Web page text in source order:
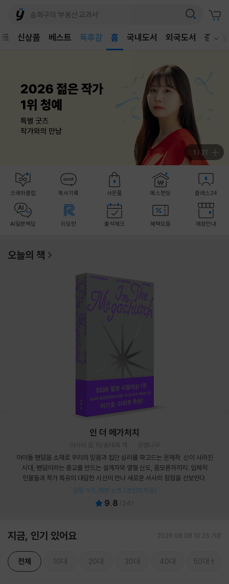
신상품 베스트
어린이
홈 국내도서 외국도서 중고샵
2 /21
크레마클럽 독서기록 사은품 예스펀딩 클래스24
AI일문백답 리딩런 출석체크 혜택모음 매장안내
오늘의 책
인 더 메가처치
아사이 료 저/송태욱 역
은행나무
아이돌 팬덤을 소재로 우리의 믿음과 집단 심리를 파고드는 문제작. 신이 사라진
시대, 팬덤이라는 종교를 만드는 설계자와 열혈 신도, 음모론자까지. 입체적
인물들과 작가 특유의 대담한 시선이 만나 새로운 서사의 정점을 선보인다.
양장 누드 제본 노트 (포인트차감)
9.8 24
지금, 인기 있어요 2026.08.08 10:25 기준
전체 10대 20대 30대 40대 50대